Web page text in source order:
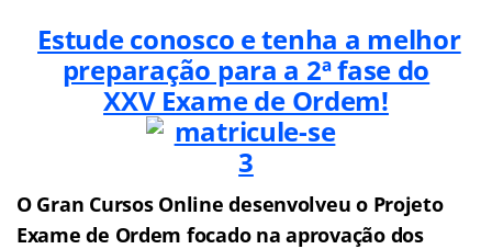
Estude conosco e tenha a melhor
preparação para a 2ª fase do
XXV Exame de Ordem!
O Gran Cursos Online desenvolveu o Projeto
Exame de Ordem focado na aprovação dos